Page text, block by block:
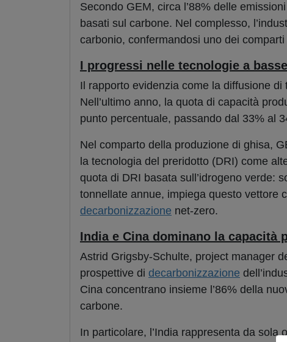
Secondo GEM, circa l’88% delle
basati sul carbone. Nel complesso,
carbonio, confermandosi uno dei
I progressi nelle tecnologie a
Il rapporto evidenzia come la diffusione
Nell’ultimo anno, la quota di capacità
punto percentuale, passando dal 33% al
Nel comparto della produzione di ghisa,
la tecnologia del preridotto (DRI) come
quota di DRI basata sull’idrogeno verde:
tonnellate annue, impiega questo vettore
decarbonizzazione net-zero.
India e Cina dominano la capacità
Astrid Grigsby-Schulte, project manager
prospettive di decarbonizzazione
Cina concentrano insieme l’86% della
carbone.
In particolare, l’India rappresenta da